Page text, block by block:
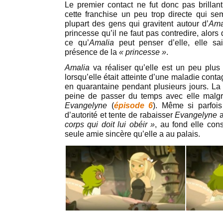
Le premier contact ne fut donc pas
cette franchise un peu trop directe qui
plupart des gens qui gravitent autour d’
princesse qu’il ne faut pas contredire, alors
ce qu’Amalia peut penser d’elle, elle
présence de la « princesse ».
Amalia va réaliser qu’elle est un peu plus
lorsqu’elle était atteinte d’une maladie
en quarantaine pendant plusieurs jours.
peine de passer du temps avec elle
Evangelyne (épisode 6). Même si
d’autorité et tente de rabaisserEvangelyne
corps qui doit lui obéir », au fond elle
seule amie sincère qu’elle a au palais.